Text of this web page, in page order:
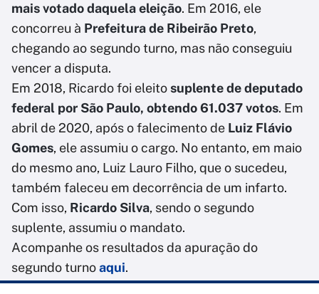
mais votado daquela eleição. Em 2016, ele
concorreu à Prefeitura de Ribeirão Preto,
chegando ao segundo turno, mas não conseguiu
vencer a disputa.
Em 2018, Ricardo foi eleitosuplente de deputado
federal por São Paulo, obtendo 61.037 votos. Em
abril de 2020, após o falecimento de Luiz Flávio
Gomes, ele assumiu o cargo. No entanto, em maio
do mesmo ano, Luiz Lauro Filho, que o sucedeu,
também faleceu em decorrência de um infarto.
Com isso, Ricardo Silva, sendo o segundo
suplente, assumiu o mandato.
Acompanhe os resultados da apuração do
segundo turnoaqui.